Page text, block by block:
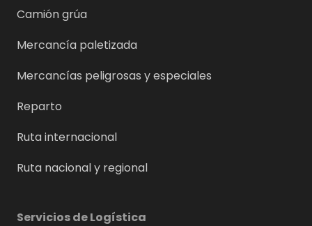
Camión grúa
Mercancía paletizada
Mercancías peligrosas y especiales
Reparto
Ruta internacional
Ruta nacional y regional
Servicios de Logística